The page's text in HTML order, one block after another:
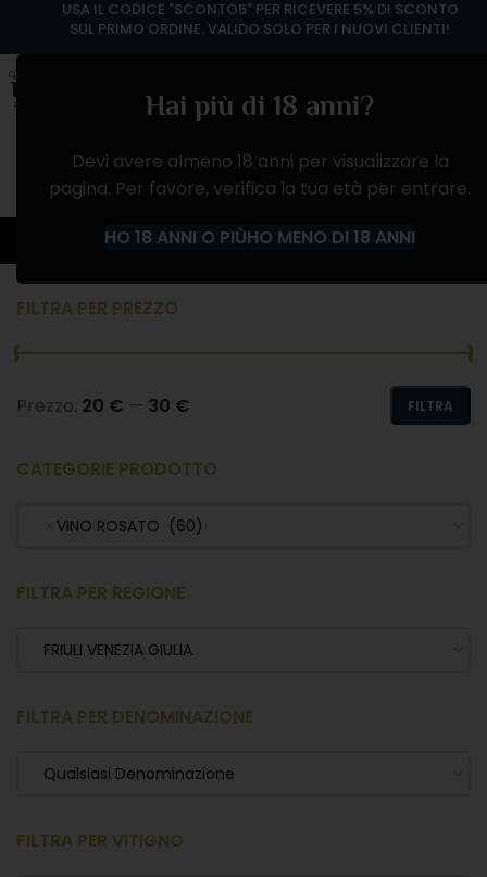
Hai più di 18 anni?
Devi avere almeno 18 anni per visualizzare la
pagina. Per favore, verifica la tua età per entrare.
HO 18 ANNI O PIÙHO MENO DI 18 ANNI
VINO ROSATO
FILTRA PER PREZZO
FILTRA
Prezzo: 20 € — 30 €
CATEGORIE PRODOTTO
VINO ROSATO (60)
FILTRA PER REGIONE
FRIULI VENEZIA GIULIA
FILTRA PER DENOMINAZIONE
Qualsiasi Denominazione
FILTRA PER VITIGNO
USA IL CODICE "SCONTO5" PER RICEVERE 5% DI SCONTO
SUL PRIMO ORDINE. VALIDO SOLO PER I NUOVI CLIENTI!